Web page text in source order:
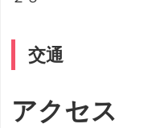
交通
アクセス